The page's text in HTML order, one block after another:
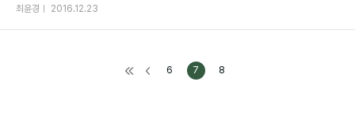
최윤경 2016.12.23
6 7 8